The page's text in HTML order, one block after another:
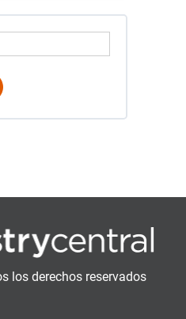
los derechos reservados